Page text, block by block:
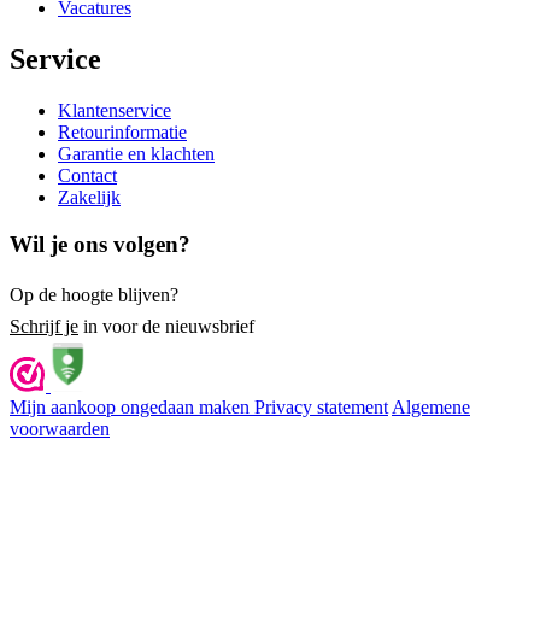
Vacatures
Service
Klantenservice
Retourinformatie
Garantie en klachten
Contact
Zakelijk
Wil je ons volgen?
Op de hoogte blijven?
Schrijf je in voor de nieuwsbrief
Mijn aankoop ongedaan maken Privacy statementAlgemene
voorwaarden